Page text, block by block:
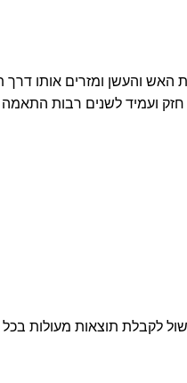
האש והעשן ומזרים אותו
חזק ועמיד לשנים רבות התאמה
לקבלת תוצאות מעולות בכל